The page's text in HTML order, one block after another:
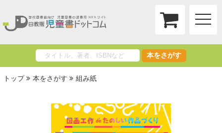
toggle
本をさがす
トップ 本をさがす 組み紙